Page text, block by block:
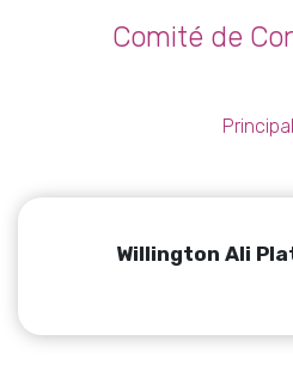
Comité de
Willington Ali